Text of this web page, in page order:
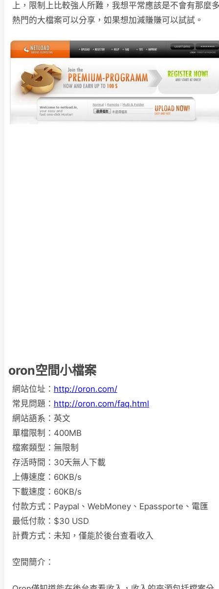
上，限制上比較強人所難，我想平常應該是不會有那麼
熱門的大檔案可以分享，如果想加減賺賺可以試試。
oron空間小檔案
網站位址： http://oron.com/
常見問題： http://oron.com/faq.html
網站語系：英文
單檔限制：400MB
檔案類型：無限制
存活時間：30天無人下載
上傳速度：60KB/s
下載速度：60KB/s
付款方式：Paypal、WebMoney、Epassporte、電匯
最低付款：$30 USD
計費方式：未知，僅能於後台查看收入
空間簡介：